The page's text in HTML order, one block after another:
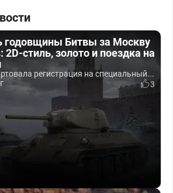
годовщины Битвы за Москву
2D-стиль, золото и поездка на
регистрация на специальный...
3